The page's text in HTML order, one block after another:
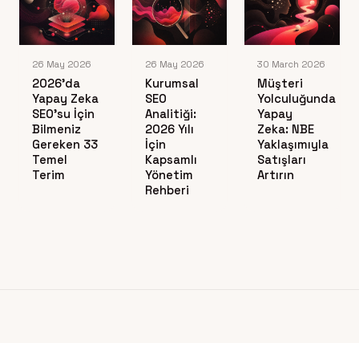
26 May 2026
2026’da
Yapay Zeka
SEO’su İçin
Bilmeniz
Gereken 33
Temel
Terim
26 May 2026
Kurumsal
SEO
Analitiği:
2026 Yılı
İçin
Kapsamlı
Yönetim
Rehberi
30 March 2026
Müşteri
Yolculuğunda
Yapay
Zeka: NBE
Yaklaşımıyla
Satışları
Artırın